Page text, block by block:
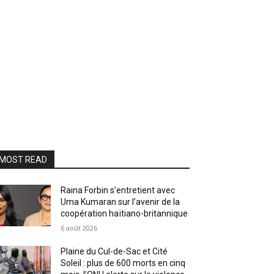
READ
Raina Forbin s’entretient avec
Uma Kumaran sur l’avenir de la
coopération haïtiano-britannique
6 août 2026
Plaine du Cul-de-Sac et Cité
Soleil : plus de 600 morts en cinq